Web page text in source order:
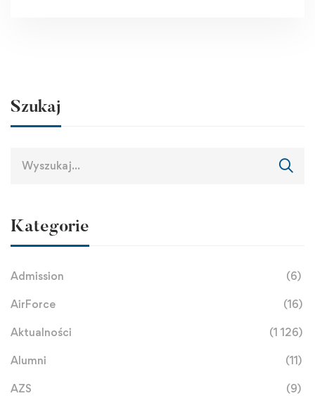
Szukaj
Kategorie
Admission (6)
AirForce (16)
Aktualności (1 126)
Alumni (11)
AZS (9)